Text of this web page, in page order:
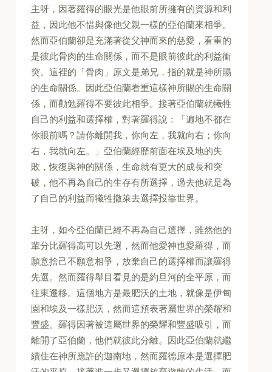
主呀，因著羅得的眼光是他眼前所擁有的資源和利
益，因此他不惜與像他父親一樣的亞伯蘭來相爭。
然而亞伯蘭卻是充滿著從父神而來的慈愛，看重的
是彼此骨肉的生命關係，而不是眼前彼此的利益衝
突。這裡的「骨肉」原文是弟兄，指的就是神所賜
的生命關係。因此亞伯蘭看重這樣神所賜的生命關
係，而勸勉羅得不要彼此相爭。接著亞伯蘭就犧牲
自己的利益和選擇權，對著羅得說：「遍地不都在
你眼前嗎？請你離開我，你向左，我就向右；你向
右，我就向左。」亞伯蘭經歷前面在埃及地的失
敗，恢復與神的關係，生命就有更大的成長和突
破，他不再為自己的生存有所選擇，過去他就是為
了自己的利益而犧牲撒萊去選擇投靠世界。
主呀，如今亞伯蘭已經不再為自己選擇，雖然他的
輩分比羅得高可以先選，然而他愛神也愛羅得，而
願意捨己不願意相爭，放棄自己的選擇權而讓羅得
先選。然而羅得舉目看見的是約旦河的全平原，而
往東遷移。這個地方是最肥沃的土地，就像是伊甸
園和埃及一樣肥沃，然而這預表著屬世界的榮耀和
豐盛。羅得因著被這屬世界的榮耀和豐盛吸引，而
離開了亞伯蘭，他們就彼此分離。因此亞伯蘭就繼
續住在神所應許的迦南地，然而羅德原本是選擇肥